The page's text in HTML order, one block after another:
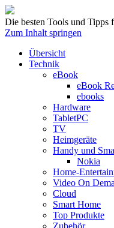
Die besten Tools und Tipps
Zum Inhalt springen
Übersicht
Technik
eBook
eBook
ebooks
Hardware
TabletPC
TV
Heimgeräte
Handy und
Nokia
Home-
Video On
Cloud
Smart Home
Top Produkte
Zubehör